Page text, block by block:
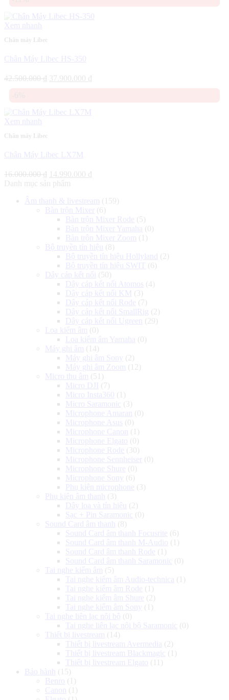
28.600.000 ₫.
Xem nhanh
Chân máy Libec
Chân Máy Libec HS-350
42.500.000₫ Giá
37.900.000 ₫
Xem nhanh
Chân máy Libec
Chân Máy Libec LX7M
16.000.000₫
Giá
gốc
16.000.000 ₫.
14.990.000 ₫
là:
14.990.000 ₫.
Danh mục sản phẩm
Âm thanh & livestream (159)
Bàn trộn Mixer
(6)
Bàn trộn Mixer Rode (5)
Bàn trộn Mixer Yamaha (0)
Bàn trộn Mixer Zoom (1)
Bộ truyền tín hiệu
(8)
Bộ truyền tín hiệu Hollyland
(2)
Bộ truyền tín hiệu SWIT (6)
Dây cáp kết nối (50)
Dây cáp kết nối Atomos (4)
Dây cáp kết nối KM (3)
Dây cáp kết nối Rode (7)
Dây cáp kết nối SmallRig (2)
Dây cáp kết nối Ugreen
(29)
Loa kiểm âm (0)
Loa kiểm âm Yamaha (0)
Máy ghi âm (14)
Máy ghi âm Sony (2)
Máy ghi âm Zoom (12)
Micro thu âm (51)
Micro DJI (7)
Micro Insta360 (1)
Micro Saramonic (3)
Microphone Amaran
(0)
Microphone Asus (0)
Microphone Canon
(1)
Microphone Elgato (0)
Microphone Rode (30)
Microphone Sennheiser
(0)
Microphone Shure (0)
Microphone Sony (6)
Phụ kiện microphone (3)
Phụ kiện âm thanh
(3)
Dây loa và tín hiệu
(2)
Sạc + Pin Saramonic (0)
Sound Card âm thanh
(8)
Sound Card âm thanh Focusrite (6)
Sound Card âm thanh M-Audio (1)
Sound Card âm thanh Rode (1)
Sound Card âm thanh Saramonic (0)
Tai nghe kiểm âm (5)
Tai nghe kiểm âm Audio-technica (1)
Tai nghe kiểm âm Rode (1)
Tai nghe kiểm âm Shure (2)
Tai nghe kiểm âm Sony (1)
Tai nghe liên lạc nội bộ (0)
Tai nghe liên lạc nội bộ Saramonic (0)
Thiết bị livestream (14)
Thiết bị livestream Avermedia (2)
Thiết bị livestream Blackmagic (1)
Thiết bị livestream Elgato (11)
Bảo hành
(15)
Benro (1)
Canon
(1)